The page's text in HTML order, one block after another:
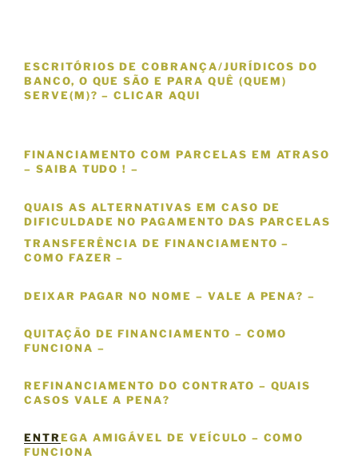
ESCRITÓRIOS DE COBRANÇA/JURÍDICOS DO
BANCO, O QUE SÃO E PARA QUÊ (QUEM)
SERVE(M)? – CLICAR AQUI
FINANCIAMENTO COM PARCELAS EM ATRASO
– SAIBA TUDO ! –
QUAIS AS ALTERNATIVAS EM CASO DE
DIFICULDADE NO PAGAMENTO DAS PARCELAS
TRANSFERÊNCIA DE FINANCIAMENTO –
COMO FAZER –
DEIXAR PAGAR NO NOME – VALE A PENA? –
QUITAÇÃO DE FINANCIAMENTO – COMO
FUNCIONA –
REFINANCIAMENTO DO CONTRATO – QUAIS
CASOS VALE A PENA?
ENTREGA AMIGÁVEL DE VEÍCULO – COMO
FUNCIONA